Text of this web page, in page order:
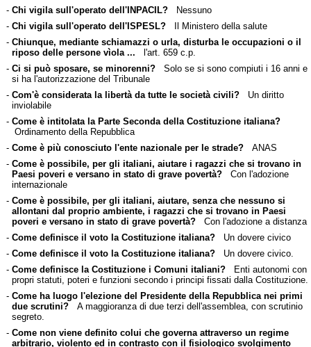
- Chi vigila sull'operato dell'INPACIL?Nessuno
- Chi vigila sull'operato dell'ISPESL?Il Ministero della salute
- Chiunque, mediante schiamazzi o urla, disturba le occupazioni o il
riposo delle persone vìola ... l'art. 659 c.p.
- Ci si può sposare, se minorenni?Solo se si sono compiuti i 16 anni e
si ha l'autorizzazione del Tribunale
- Com'è considerata la libertà da tutte le società civili?Un diritto
inviolabile
- Come è intitolata la Parte Seconda della Costituzione italiana?
Ordinamento della Repubblica
- Come è più conosciuto l'ente nazionale per le strade?ANAS
- Come è possibile, per gli italiani, aiutare i ragazzi che si trovano in
Paesi poveri e versano in stato di grave povertà?Con l'adozione
internazionale
- Come è possibile, per gli italiani, aiutare, senza che nessuno si
allontani dal proprio ambiente, i ragazzi che si trovano in Paesi
poveri e versano in stato di grave povertà?Con l'adozione a distanza
- Come definisce il voto la Costituzione italiana?Un dovere civico
- Come definisce il voto la Costituzione italiana?Un dovere civico.
- Come definisce la Costituzione i Comuni italiani?Enti autonomi con
propri statuti, poteri e funzioni secondo i principi fissati dalla Costituzione.
- Come ha luogo l'elezione del Presidente della Repubblica nei primi
due scrutini?A maggioranza di due terzi dell'assemblea, con scrutinio
segreto.
- Come non viene definito colui che governa attraverso un regime
arbitrario, violento ed in contrasto con il fisiologico svolgimento